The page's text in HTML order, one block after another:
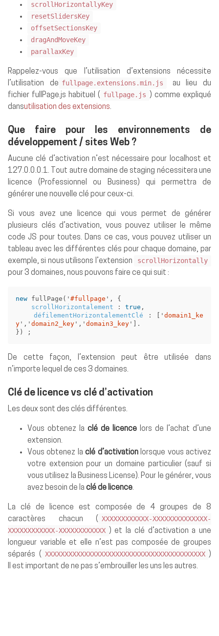
scrollHorizontallyKey
resetSlidersKey
offsetSectionsKey
dragAndMoveKey
parallaxKey
Rappelez-vous que l’utilisation d’extensions nécessite
l’utilisation de fullpage.extensions.min.js
au lieu du
fichier fullPage.js habituel ( fullpage.js ) comme expliqué
dansutilisation des extensions.
Que faire pour les environnements de
développement / sites Web ?
Aucune clé d’activation n’est nécessaire pour localhost et
127.0.0.0.1. Tout autre domaine de staging nécessitera une
licence (Professionnel ou Business) qui permettra de
générer une nouvelle clé pour ceux-ci.
Si vous avez une licence qui vous permet de générer
plusieurs clés d’activation, vous pouvez utiliser le même
code JS pour toutes. Dans ce cas, vous pouvez utiliser un
tableau avec les différentes clés pour chaque domaine, par
exemple, si nous utilisons l’extension
scrollHorizontally
pour 3 domaines, nous pouvons faire ce qui suit :
new fullPage ( ' #fullpage ' ,
{
scrollHorizontalement
: true ,
défilementHorizontalementClé
: 'domain1_ke
y ' , ' domain2_key ' , ' domain3_key '
].
})
;
De cette façon, l’extension peut être utilisée dans
n’importe lequel de ces 3 domaines.
Clé de licence vs clé d’activation
Les deux sont des clés différentes.
Vous obtenez la clé de licence lors de l’achat d’une
extension.
Vous obtenez laclé d’activationlorsque vous activez
votre extension pour un domaine particulier (sauf si
vous utilisez la Business License). Pour le générer, vous
avez besoin de la clé de licence.
La clé de licence est composée de 4 groupes de 8
caractères chacun ( XXXXXXXXXXXX-XXXXXXXXXXXXXX-
XXXXXXXXXXXX-XXXXXXXXXXXX ) et la clé d’activation a une
longueur variable et elle n’est pas composée de groupes
séparés ( XXXXXXXXXXXXXXXXXXXXXXXXXXXXXXXXXXXXXXXXX )
Il est important de ne pas s’embrouiller les uns les autres.